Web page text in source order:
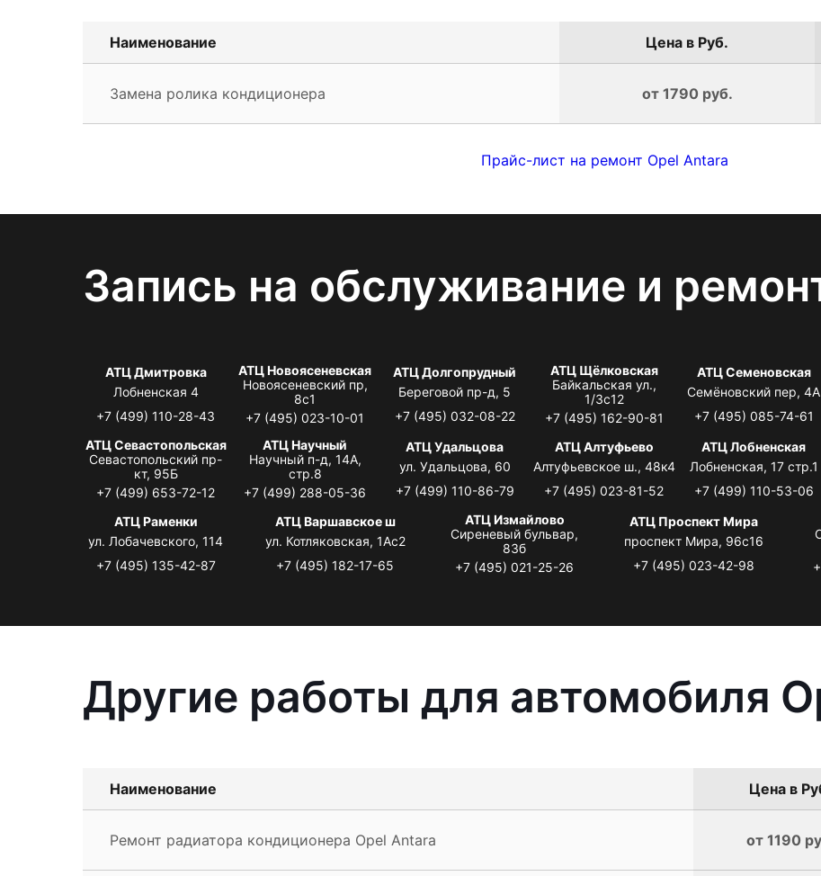
Наименование Цена в Руб.
Замена ролика кондиционера от 1790 руб.
Прайс-лист на ремонт Opel Antara
Запись на обслуживание и
АТЦ Дмитровка
Лобненская 4
+7 (499) 110-28-43
АТЦ Новоясеневская
Новоясеневский пр,
8с1
+7 (495) 023-10-01
АТЦ Долгопрудный
Береговой пр-д, 5
+7 (495) 032-08-22
АТЦ Щёлковская
Байкальская ул.,
1/3с12
+7 (495) 162-90-81
АТЦ Семеновская
Семёновский пер, 4А
+7 (495) 085-74-61
АТЦ Севастопольская
Севастопольский пр-
кт, 95Б
+7 (499) 653-72-12
АТЦ Научный
Научный п-д, 14А,
стр.8
+7 (499) 288-05-36
АТЦ Удальцова
ул. Удальцова, 60
+7 (499) 110-86-79
АТЦ Алтуфьево
Алтуфьевское ш., 48к4
+7 (495) 023-81-52
АТЦ Лобненская
Лобненская, 17 стр.1
+7 (499) 110-53-06
АТЦ Раменки
ул. Лобачевского, 114
+7 (495) 135-42-87
АТЦ Варшавское ш
ул. Котляковская, 1Ас2
+7 (495) 182-17-65
АТЦ Измайлово
Сиреневый бульвар,
83б
+7 (495) 021-25-26
АТЦ Проспект Мира
проспект Мира, 96с16
+7 (495) 023-42-98
Другие работы для автомобиля
Наименование Цена в
Ремонт радиатора кондиционера Opel Antara от 1190